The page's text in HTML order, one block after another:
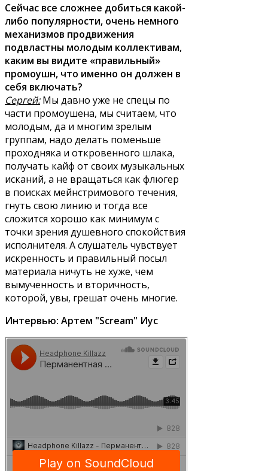
Сейчас все сложнее добиться какой-
либо популярности, очень немного
механизмов продвижения
подвластны молодым коллективам,
каким вы видите «правильный»
промоушн, что именно он должен в
себя включать?
Сергей:Мы давно уже не спецы по
части промоушена, мы считаем, что
молодым, да и многим зрелым
группам, надо делать поменьше
проходняка и откровенного шлака,
получать кайф от своих музыкальных
исканий, а не вращаться как флюгер
в поисках мейнстримового течения,
гнуть свою линию и тогда все
сложится хорошо как минимум с
точки зрения душевного спокойствия
исполнителя. А слушатель чувствует
искренность и правильный посыл
материала ничуть не хуже, чем
вымученность и вторичность,
которой, увы, грешат очень многие.
Интервью: Артем "Scream" Иус